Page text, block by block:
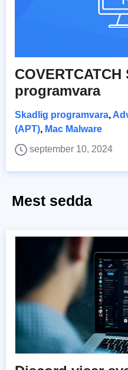
programvara
Skadlig programvara,
(APT), Mac Malware
september 10, 2024
Mest sedda